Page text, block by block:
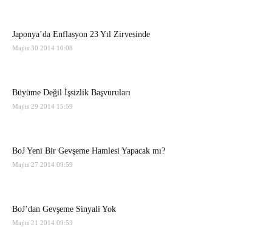
Japonya’da Enflasyon 23 Yıl Zirvesinde
Mayıs 30 2014 10:08
Büyüme Değil İşsizlik Başvuruları
Mayıs 29 2014 15:59
BoJ Yeni Bir Gevşeme Hamlesi Yapacak mı?
Mayıs 27 2014 09:59
BoJ’dan Gevşeme Sinyali Yok
Mayıs 21 2014 09:53